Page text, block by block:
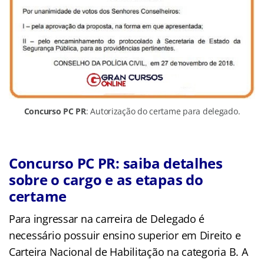
Concurso PC PR: Autorização do certame para delegado.
Concurso PC PR: saiba detalhes
sobre o cargo e as etapas do
certame
Para ingressar na carreira de Delegado é
necessário possuir ensino superior em Direito e
Carteira Nacional de Habilitação na categoria B. A